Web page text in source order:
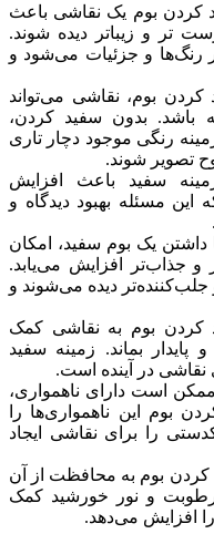
کردن بوم یک نقاشی باعث
تر و زیباتر دیده شوند.
رنگ‌ها و جزئیات می‌شود و
بوم، نقاشی می‌تواند
باشد. بدون سفید کردن،
رنگی موجود دچار تاری
تصویر شوند.
سفید باعث افزایش
مسئله بهبود دیدگاه و
داشتن یک بوم سفید، امکان
و جذاب‌تر افزایش می‌یابد.
جلب‌کننده‌تر دیده می‌شوند و
کردن بوم به نقاشی کمک
بماند. زمینه سفید
نقاشی در آینده است.
است دارای ناهمواری،
بوم این ناهمواری‌ها را
را برای نقاشی ایجاد
بوم به محافظت از آن
رطوبت و نور خورشید کمک
افزایش می‌دهد.